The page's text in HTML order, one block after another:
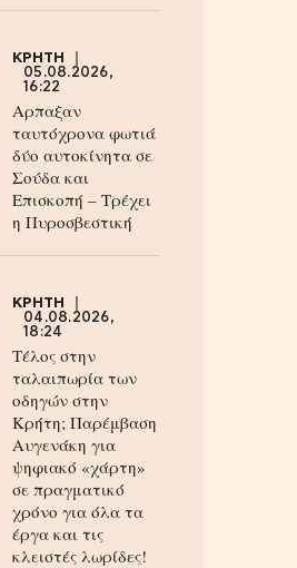
ΚΡΗΤΗ
05.08.2026,
16:22
Αρπαξαν
ταυτόχρονα φωτιά
δύο αυτοκίνητα σε
Σούδα και
Επισκοπή – Τρέχει
η Πυροσβεστική
ΚΡΗΤΗ
04.08.2026,
18:24
Τέλος στην
ταλαιπωρία των
οδηγών στην
Κρήτη; Παρέμβαση
Αυγενάκη για
ψηφιακό «χάρτη»
σε πραγματικό
χρόνο για όλα τα
έργα και τις
κλειστές λωρίδες!